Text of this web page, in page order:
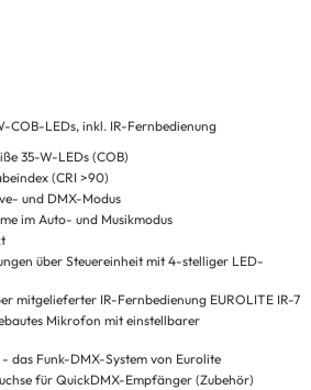
COB-LEDs, inkl. IR-Fernbedienung
35-W-LEDs (COB)
(CRI >90)
und DMX-Modus
im Auto- und Musikmodus
über Steuereinheit mit 4-stelliger LED-
mitgelieferter IR-Fernbedienung EUROLITE IR-7
Mikrofon mit einstellbarer
das Funk-DMX-System von Eurolite
für QuickDMX-Empfänger (Zubehör)